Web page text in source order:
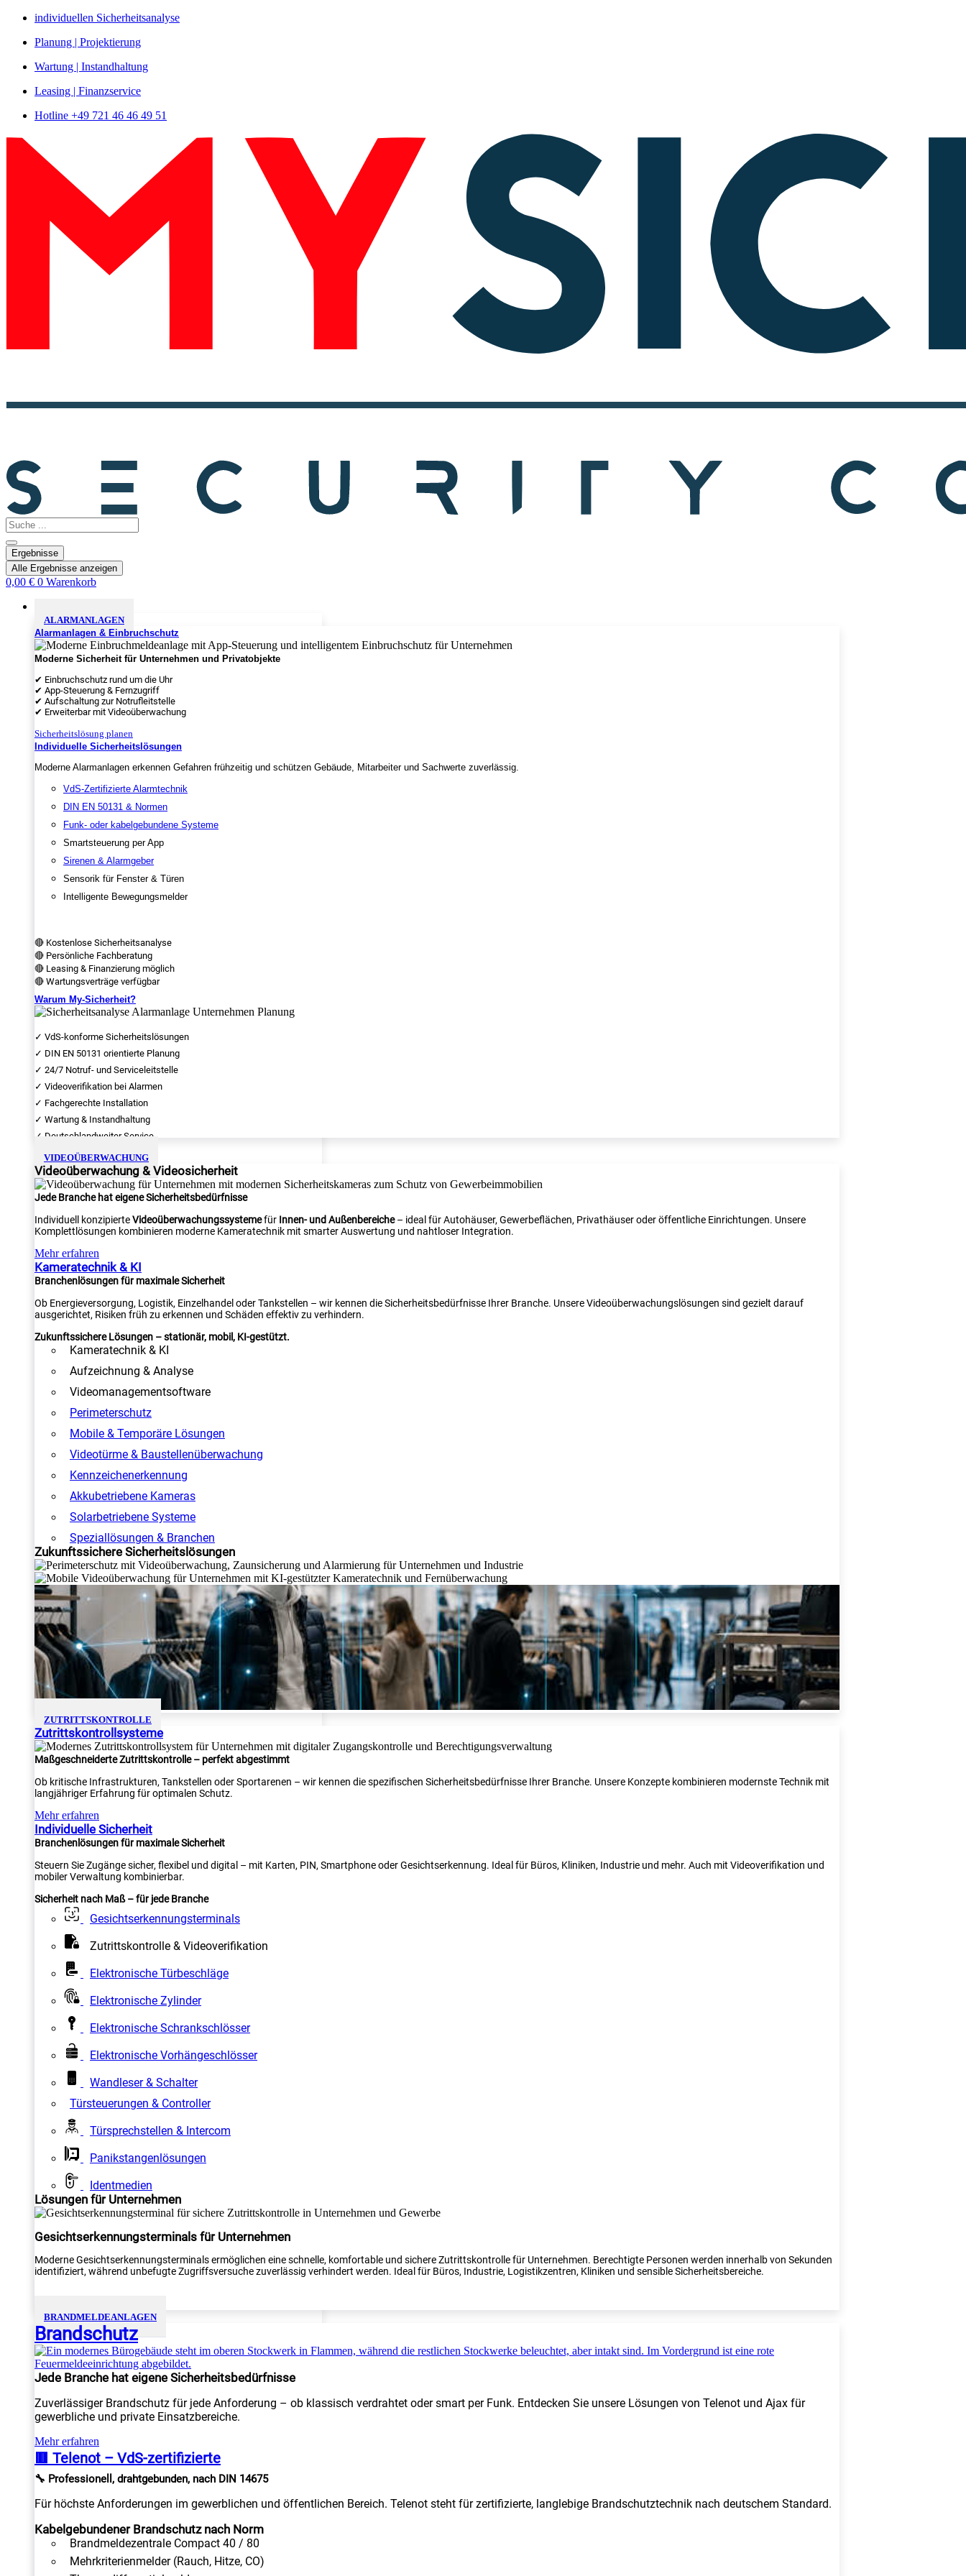
Zum
springen
individuellen Sicherheitsanalyse
Planung | Projektierung
Wartung | Instandhaltung
Leasing | Finanzservice
Hotline +49 721 46 46 49 51
Search
...
Ergebnisse
Alle Ergebnisse anzeigen
0,00 € 0 Warenkorb
ALARMANLAGEN
Alarmanlagen & Einbruchschutz
Moderne Sicherheit für Unternehmen und Privatobjekte
✔ Einbruchschutz rund um die Uhr
✔ App-Steuerung & Fernzugriff
✔ Aufschaltung zur Notrufleitstelle
✔ Erweiterbar mit Videoüberwachung
Sicherheitslösung planen
Individuelle Sicherheitslösungen
Moderne Alarmanlagen erkennen Gefahren frühzeitig und schützen Gebäude, Mitarbeiter und Sachwerte zuverlässig.
VdS-Zertifizierte Alarmtechnik
DIN EN 50131 & Normen
Funk- oder kabelgebundene Systeme
Smartsteuerung per App
Sirenen & Alarmgeber
Sensorik für Fenster & Türen
Intelligente Bewegungsmelder
🔴 Kostenlose Sicherheitsanalyse
🔴 Persönliche Fachberatung
🔴 Leasing & Finanzierung möglich
🔴 Wartungsverträge verfügbar
Warum My-Sicherheit?
✓ VdS-konforme Sicherheitslösungen
✓ DIN EN 50131 orientierte Planung
✓ 24/7 Notruf- und Serviceleitstelle
✓ Videoverifikation bei Alarmen
✓ Fachgerechte Installation
✓ Wartung & Instandhaltung
✓ Deutschlandweiter Service
VIDEOÜBERWACHUNG
Videoüberwachung & Videosicherheit
Jede Branche hat eigene Sicherheitsbedürfnisse
Individuell konzipierteVideoüberwachungssystemefür Innen- und Außenbereiche– ideal für Autohäuser, Gewerbeflächen, Privathäuser oder öffentliche Einrichtungen. Unsere
Komplettlösungen kombinieren moderne Kameratechnik mit smarter Auswertung und nahtloser Integration.
Mehr erfahren
Kameratechnik & KI
Branchenlösungen für maximale Sicherheit
Ob Energieversorgung, Logistik, Einzelhandel oder Tankstellen – wir kennen die Sicherheitsbedürfnisse Ihrer Branche. Unsere Videoüberwachungslösungen sind gezielt darauf
ausgerichtet, Risiken früh zu erkennen und Schäden effektiv zu verhindern.
Zukunftssichere Lösungen – stationär, mobil, KI-gestützt.
Kameratechnik & KI
Aufzeichnung & Analyse
Videomanagementsoftware
Perimeterschutz
Mobile & Temporäre Lösungen
Videotürme & Baustellenüberwachung
Kennzeichenerkennung
Akkubetriebene Kameras
Solarbetriebene Systeme
Speziallösungen & Branchen
Zukunftssichere Sicherheitslösungen
ZUTRITTSKONTROLLE
Zutrittskontrollsysteme
Maßgeschneiderte Zutrittskontrolle – perfekt abgestimmt
Ob kritische Infrastrukturen, Tankstellen oder Sportarenen – wir kennen die spezifischen Sicherheitsbedürfnisse Ihrer Branche. Unsere Konzepte kombinieren modernste Technik mit
langjähriger Erfahrung für optimalen Schutz.
Mehr erfahren
Individuelle Sicherheit
Branchenlösungen für maximale Sicherheit
Steuern Sie Zugänge sicher, flexibel und digital – mit Karten, PIN, Smartphone oder Gesichtserkennung. Ideal für Büros, Kliniken, Industrie und mehr. Auch mit Videoverifikation und
mobiler Verwaltung kombinierbar.
Sicherheit nach Maß – für jede Branche
Gesichtserkennungsterminals
Zutrittskontrolle & Videoverifikation
Elektronische Türbeschläge
Elektronische Zylinder
Elektronische Schrankschlösser
Elektronische Vorhängeschlösser
Wandleser & Schalter
Türsteuerungen & Controller
Türsprechstellen & Intercom
Panikstangenlösungen
Identmedien
Lösungen für Unternehmen
Gesichtserkennungsterminals für Unternehmen
Moderne Gesichtserkennungsterminals ermöglichen eine schnelle, komfortable und sichere Zutrittskontrolle für Unternehmen. Berechtigte Personen werden innerhalb von Sekunden
identifiziert, während unbefugte Zugriffsversuche zuverlässig verhindert werden. Ideal für Büros, Industrie, Logistikzentren, Kliniken und sensible Sicherheitsbereiche.
BRANDMELDEANLAGEN
Brandschutz
Jede Branche hat eigene Sicherheitsbedürfnisse
Zuverlässiger Brandschutz für jede Anforderung – ob klassisch verdrahtet oder smart per Funk. Entdecken Sie unsere Lösungen von Telenot und Ajax für
gewerbliche und private Einsatzbereiche.
Mehr erfahren
🟥 Telenot – VdS-zertifizierte
🔧 Professionell, drahtgebunden, nach DIN 14675
Für höchste Anforderungen im gewerblichen und öffentlichen Bereich. Telenot steht für zertifizierte, langlebige Brandschutztechnik nach deutschem Standard.
Kabelgebundener Brandschutz nach Norm
Brandmeldezentrale Compact 40 / 80
Mehrkriterienmelder (Rauch, Hitze, CO)